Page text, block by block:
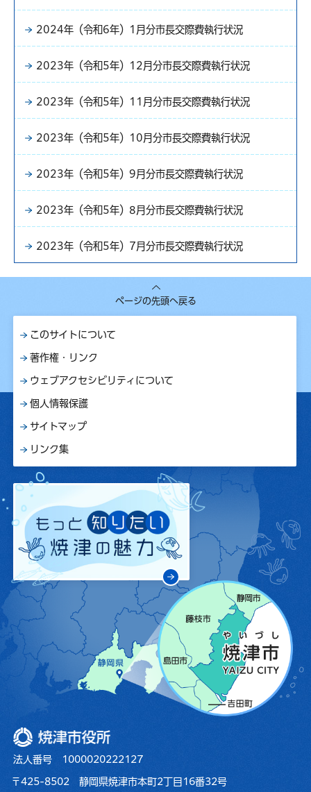
2024年（令和6年）1月分市長交際費執行状況
2023年（令和5年）12月分市長交際費執行状況
2023年（令和5年）11月分市長交際費執行状況
2023年（令和5年）10月分市長交際費執行状況
2023年（令和5年）9月分市長交際費執行状況
2023年（令和5年）8月分市長交際費執行状況
2023年（令和5年）7月分市長交際費執行状況
ページの先頭へ戻る
このサイトについて
著作権・リンク
ウェブアクセシビリティについて
個人情報保護
サイトマップ
リンク集
焼津市役所
法人番号 1000020222127
〒425-8502 静岡県焼津市本町2丁目16番32号